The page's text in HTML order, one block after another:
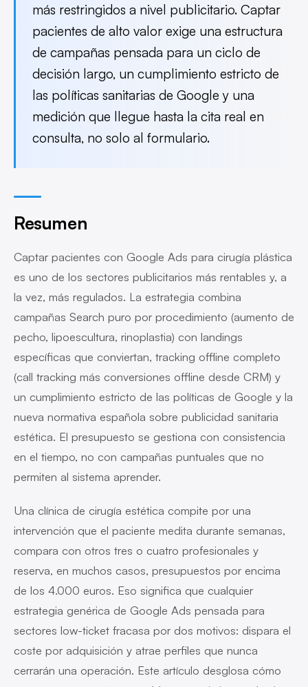
más restringidos a nivel publicitario. Captar
pacientes de alto valor exige una estructura
de campañas pensada para un ciclo de
decisión largo, un cumplimiento estricto de
las políticas sanitarias de Google y una
medición que llegue hasta la cita real en
consulta, no solo al formulario.
Resumen
Captar pacientes con Google Ads para cirugía plástica
es uno de los sectores publicitarios más rentables y, a
la vez, más regulados. La estrategia combina
campañas Search puro por procedimiento (aumento de
pecho, lipoescultura, rinoplastia) con landings
específicas que conviertan, tracking offline completo
(call tracking más conversiones offline desde CRM) y
un cumplimiento estricto de las políticas de Google y la
nueva normativa española sobre publicidad sanitaria
estética. El presupuesto se gestiona con consistencia
en el tiempo, no con campañas puntuales que no
permiten al sistema aprender.
Una clínica de cirugía estética compite por una
intervención que el paciente medita durante semanas,
compara con otros tres o cuatro profesionales y
reserva, en muchos casos, presupuestos por encima
de los 4.000 euros. Eso significa que cualquier
estrategia genérica de Google Ads pensada para
sectores low-ticket fracasa por dos motivos: dispara el
coste por adquisición y atrae perfiles que nunca
cerrarán una operación. Este artículo desglosa cómo